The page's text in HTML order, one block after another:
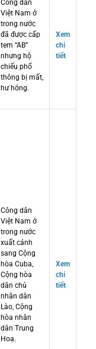
Công dân
Việt Nam ở
trong nước
đã được cấp
tem “AB”
nhưng hộ
chiếu phổ
thông bị mất,
hư hỏng.
Xem
chi
tiết
Công dân
Việt Nam ở
trong nước
xuất cảnh
sang Cộng
hòa Cuba,
Cộng hòa
dân chủ
nhân dân
Lào, Cộng
hòa nhân
dân Trung
Hoa.
Xem
chi
tiết